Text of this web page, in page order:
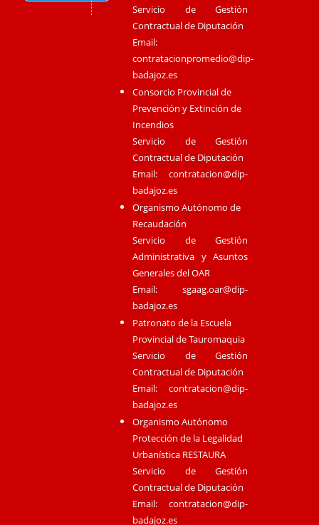
Servicio de Gestión
Contractual de Diputación
Email:
contratacionpromedio@dip-
badajoz.es
Consorcio Provincial de
Prevención y Extinción de
Incendios
Servicio de Gestión
Contractual de Diputación
Email:contratacion@dip-
badajoz.es
Organismo Autónomo de
Recaudación
Servicio de Gestión
Administrativa y Asuntos
Generales del OAR
Email:sgaag.oar@dip-
badajoz.es
Patronato de la Escuela
Provincial de Tauromaquia
Servicio de Gestión
Contractual de Diputación
Email:contratacion@dip-
badajoz.es
Organismo Autónomo
Protección de la Legalidad
Urbanística RESTAURA
Servicio de Gestión
Contractual de Diputación
Email:contratacion@dip-
badajoz.es